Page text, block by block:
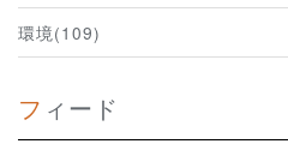
環境(109)
フィード